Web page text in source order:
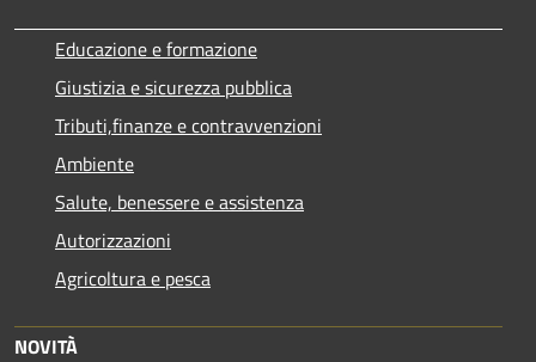
Educazione e formazione
Giustizia e sicurezza pubblica
Tributi,finanze e contravvenzioni
Ambiente
Salute, benessere e assistenza
Autorizzazioni
Agricoltura e pesca
NOVITÀ